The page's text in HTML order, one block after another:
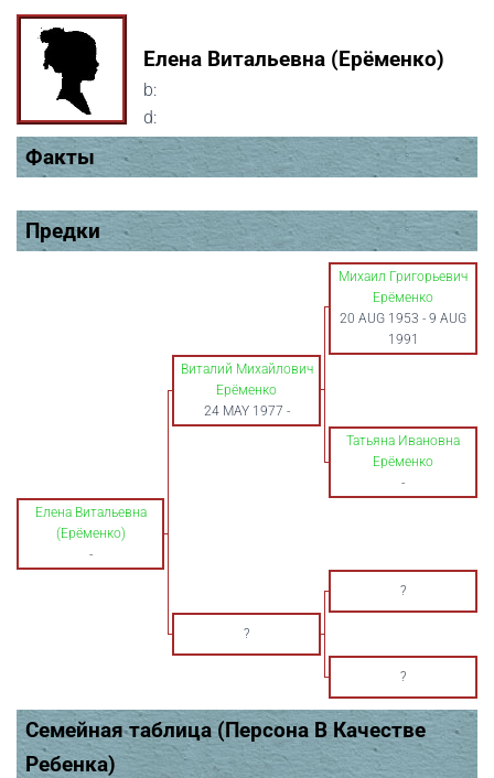
Елена Витальевна (Ерёменко)
b:
d:
Факты
Предки
Михаил Григорьевич
Ерёменко
20 AUG 1953 - 9 AUG
1991
Виталий Михайлович
Ерёменко
24 MAY 1977 -
Татьяна Ивановна
Ерёменко
-
Елена Витальевна
(Ерёменко)
-
?
?
?
Семейная таблица (Персона В Качестве
Ребенка)